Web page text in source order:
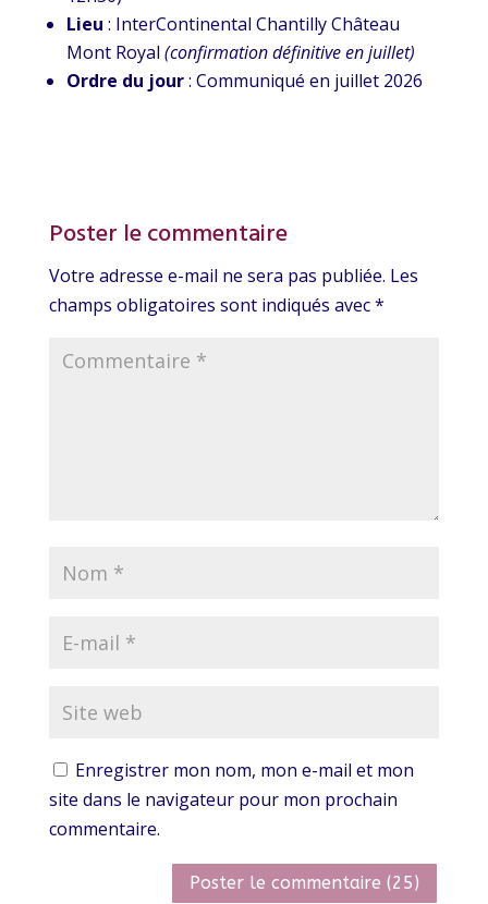
Lieu : InterContinental Chantilly Château
Mont Royal (confirmation définitive en juillet)
Ordre du jour: Communiqué en juillet 2026
Poster le commentaire
Votre adresse e-mail ne sera pas publiée. Les
champs obligatoires sont indiqués avec*
Enregistrer mon nom, mon e-mail et mon
site dans le navigateur pour mon prochain
commentaire.